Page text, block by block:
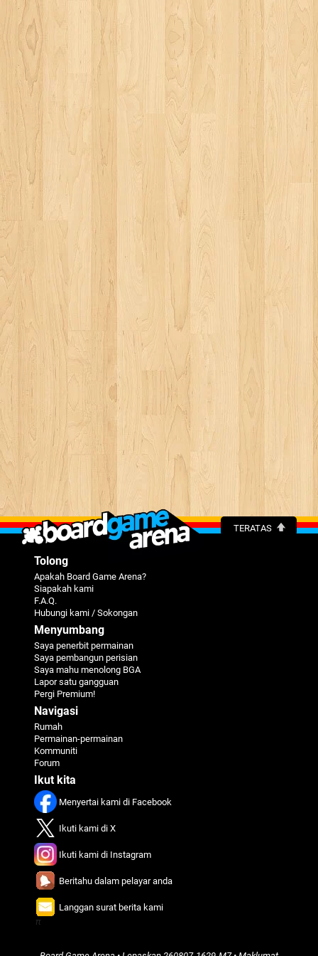
TERATAS
Tolong
Apakah Board Game Arena?
Siapakah kami
F.A.Q.
Hubungi kami / Sokongan
Menyumbang
Saya penerbit permainan
Saya pembangun perisian
Saya mahu menolong BGA
Lapor satu gangguan
Pergi Premium!
Navigasi
Rumah
Permainan-permainan
Kommuniti
Forum
Ikut kita
Menyertai kami di Facebook
Ikuti kami di X
Ikuti kami di Instagram
Beritahu dalam pelayar anda
Langgan surat berita kami
π